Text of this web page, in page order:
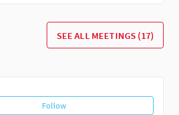
SEE ALL MEETINGS (17)
FollowDéveloppons notre autonomie